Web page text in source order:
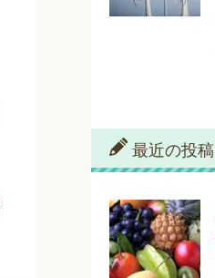
最近の投稿